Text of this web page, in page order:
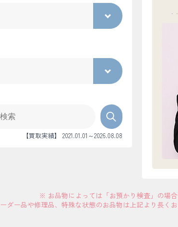
【買取実績】 2021.01.01～2026.08.08
※ お品物によっては「お預かり検査」の場
ダー品や修理品、特殊な状態のお品物は上記より長く